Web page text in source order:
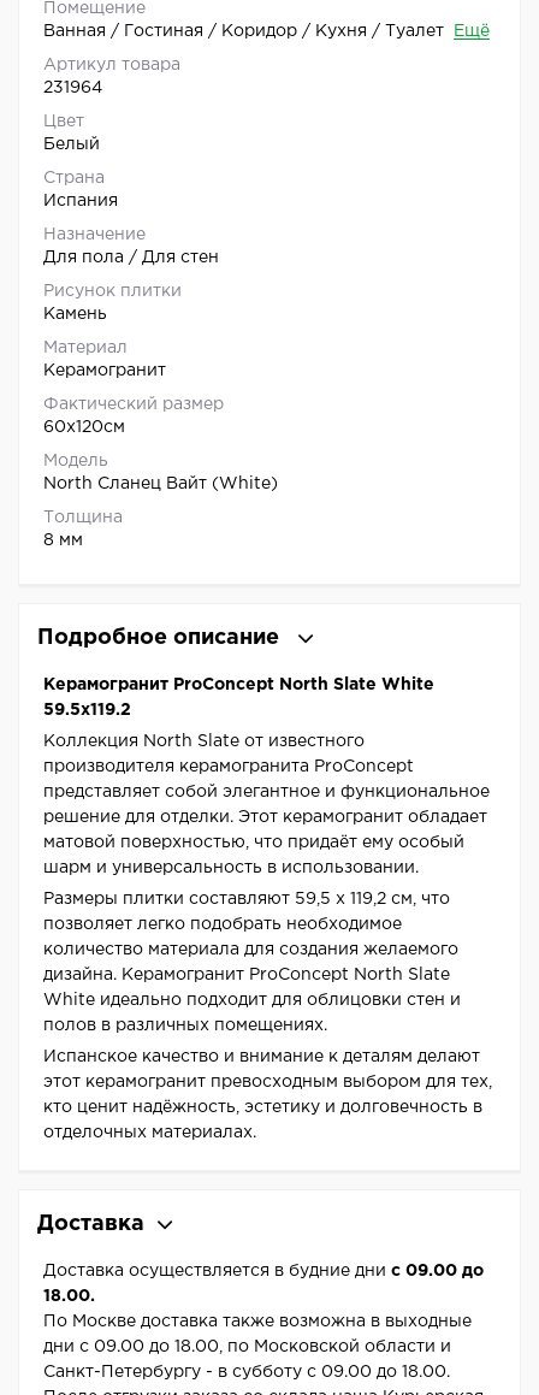
Помещение
Ванная / Гостиная / Коридор / Кухня / Туалет
Ещё
Артикул товара
231964
Цвет
Белый
Страна
Испания
Назначение
Для пола / Для стен
Рисунок плитки
Камень
Материал
Керамогранит
Фактический размер
60x120см
Модель
North Сланец Вайт (White)
Толщина
8 мм
Подробное описание
Керамогранит ProConcept North Slate White
59.5x119.2
Коллекция North Slate от известного
производителя керамогранита ProConcept
представляет собой элегантное и функциональное
решение для отделки. Этот керамогранит обладает
матовой поверхностью, что придаёт ему особый
шарм и универсальность в использовании.
Размеры плитки составляют 59,5 х 119,2 см, что
позволяет легко подобрать необходимое
количество материала для создания желаемого
дизайна. Керамогранит ProConcept North Slate
White идеально подходит для облицовки стен и
полов в различных помещениях.
Испанское качество и внимание к деталям делают
этот керамогранит превосходным выбором для тех,
кто ценит надёжность, эстетику и долговечность в
отделочных материалах.
Доставка
Доставка осуществляется в будние дни с 09.00 до
18.00.
По Москве доставка также возможна в выходные
дни с 09.00 до 18.00, по Московской области и
Санкт-Петербургу - в субботу с 09.00 до 18.00.